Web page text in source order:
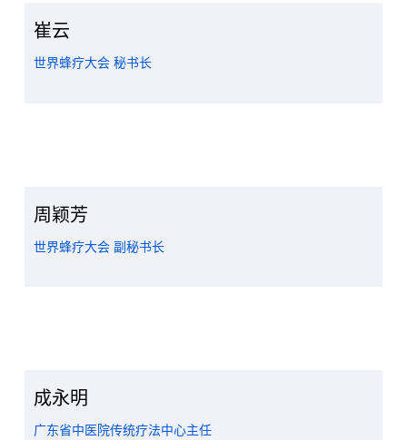
崔云
世界蜂疗大会 秘书长
周颖芳
世界蜂疗大会 副秘书长
成永明
广东省中医院传统疗法中心主任